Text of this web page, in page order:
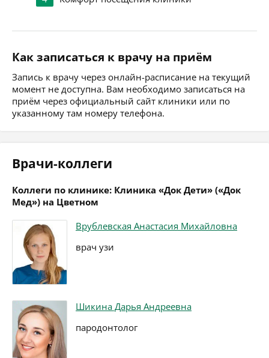
Как записаться к врачу на приём
Запись к врачу через онлайн-расписание на текущий
момент не доступна. Вам необходимо записаться на
приём через официальный сайт клиники или по
указанному там номеру телефона.
Врачи-коллеги
Коллеги по клинике: Клиника «Док Дети» («Док
Мед») на Цветном
Врублевская Анастасия Михайловна
врач узи
Шикина Дарья Андреевна
пародонтолог